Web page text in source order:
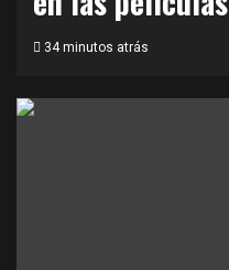
34 minutos atrás